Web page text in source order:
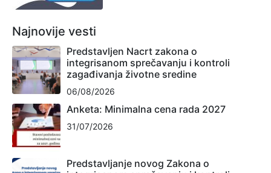
Najnovije vesti
Predstavljen Nacrt zakona o
integrisanom sprečavanju i kontroli
zagađivanja životne sredine
06/08/2026
Anketa: Minimalna cena rada 2027
31/07/2026
Predstavljanje novog Zakona o